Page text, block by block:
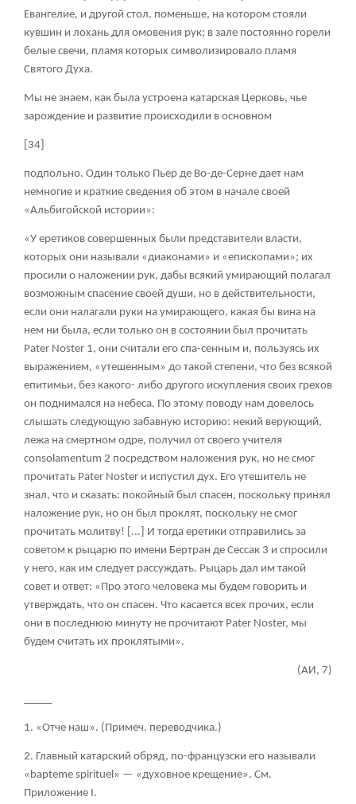
Евангелие, и другой стол, поменьше, на котором стояли
кувшин и лохань для омовения рук; в зале постоянно горели
белые свечи, пламя которых символизировало пламя
Святого Духа.
Мы не знаем, как была устроена катарская Церковь, чье
зарождение и развитие происходили в основном
[34]
подпольно. Один только Пьер де Во-де-Серне дает нам
немногие и краткие сведения об этом в начале своей
«Альбигойской истории»:
«У еретиков совершенных были представители власти,
которых они называли «диаконами» и «епископами»; их
просили о наложении рук, дабы всякий умирающий полагал
возможным спасение своей души, но в действительности,
если они налагали руки на умирающего, какая бы вина на
нем ни была, если только он в состоянии был прочитать
Pater Noster 1, они считали его спа-сенным и, пользуясь их
выражением, «утешенным» до такой степени, что без всякой
епитимьи, без какого- либо другого искупления своих грехов
он поднимался на небеса. По этому поводу нам довелось
слышать следующую забавную историю: некий верующий,
лежа на смертном одре, получил от своего учителя
consolamentum 2 посредством наложения рук, но не смог
прочитать Pater Noster и испустил дух. Его утешитель не
знал, что и сказать: покойный был спасен, поскольку принял
наложение рук, но он был проклят, поскольку не смог
прочитать молитву! [...] И тогда еретики отправились за
советом к рыцарю по имени Бертран де Сессак 3 и спросили
у него, как им следует рассуждать. Рыцарь дал им такой
совет и ответ: «Про этого человека мы будем говорить и
утверждать, что он спасен. Что касается всех прочих, если
они в последнюю минуту не прочитают Pater Noster, мы
будем считать их проклятыми».
(АИ, 7)
1. «Отче наш». (Примеч. переводчика.)
2. Главный катарский обряд, по-французски его называли
« bapteme spirituel» — «духовное крещение». См.
Приложение I.